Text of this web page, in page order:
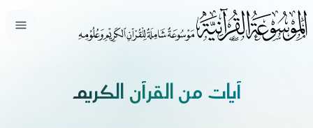
فتح
آيات من القرآن الكريم